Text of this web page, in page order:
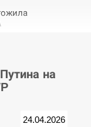
навпіл
на
24.04.2026